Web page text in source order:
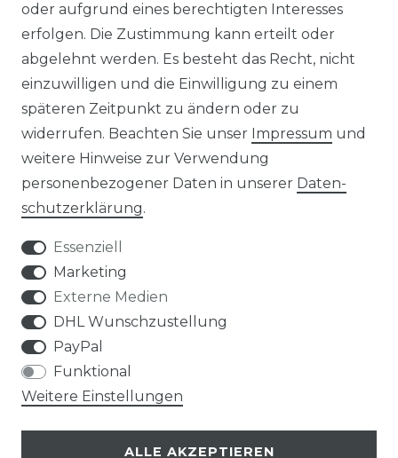
HERSTELLER
REFERENZEN
VERTRAG WIDERRUFEN
Klimaprofis GmbH & Co. KG
Design & supervision by MILLER
oder aufgrund eines berechtigten Interesses
erfolgen. Die Zustimmung kann erteilt oder
abgelehnt werden. Es besteht das Recht, nicht
einzuwilligen und die Einwilligung zu einem
späteren Zeitpunkt zu ändern oder zu
widerrufen. Beachten Sie unser Impressum und
weitere Hinweise zur Verwendung
personenbezogener Daten in unserer Daten­
schutz­erklärung.
Essenziell
Marketing
Externe Medien
DHL Wunschzustellung
PayPal
Funktional
Weitere Einstellungen
ALLE AKZEPTIEREN